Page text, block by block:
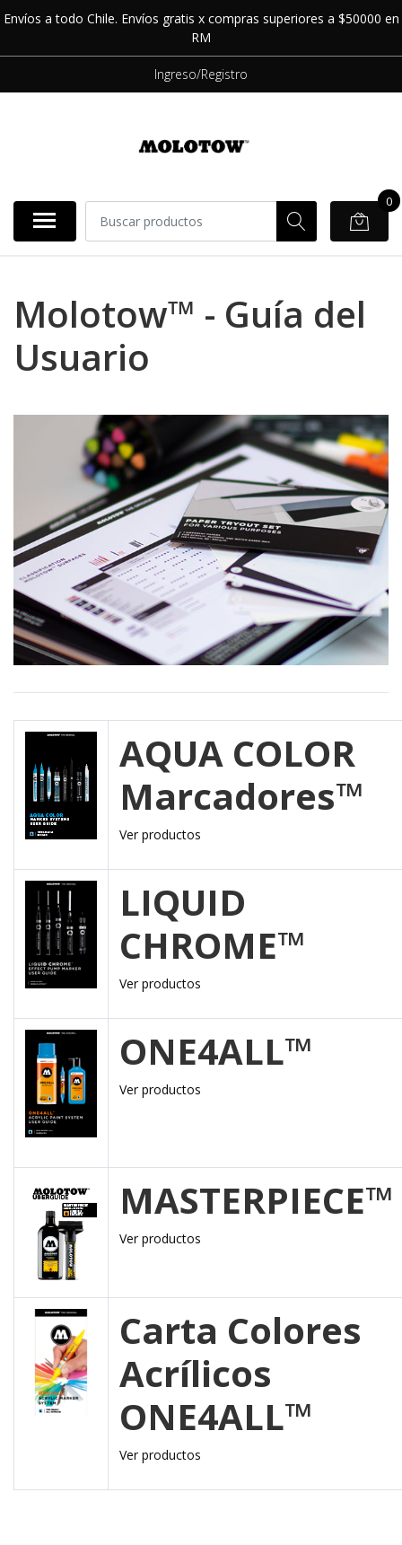
Envíos a todo Chile. Envíos gratis x compras superiores a $50000 en
RM
Ingreso/Registro
0
Molotow™ - Guía del
Usuario
AQUA COLOR
Marcadores™
Ver productos
LIQUID
CHROME™
Ver productos
ONE4ALL™
Ver productos
MASTERPIECE™
Ver productos
Carta Colores
Acrílicos
ONE4ALL™
Ver productos